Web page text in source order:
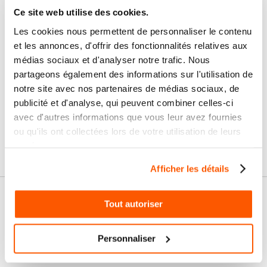
Ce site web utilise des cookies.
Les cookies nous permettent de personnaliser le contenu
et les annonces, d'offrir des fonctionnalités relatives aux
médias sociaux et d'analyser notre trafic. Nous
partageons également des informations sur l'utilisation de
notre site avec nos partenaires de médias sociaux, de
publicité et d'analyse, qui peuvent combiner celles-ci
avec d'autres informations que vous leur avez fournies
ou qu'ils ont collectées lors de votre utilisation de leurs
Afficher les détails
Tout autoriser
Personnaliser
Paiement
100% sécurisé
Paiement en
3x sans frais
Livraison
24/72H
SAV & Retours
Garanties